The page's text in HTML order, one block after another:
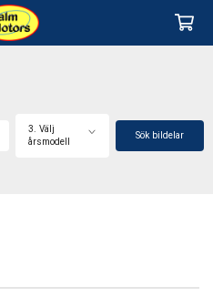
3. Välj
årsmodell
Sök bildelar